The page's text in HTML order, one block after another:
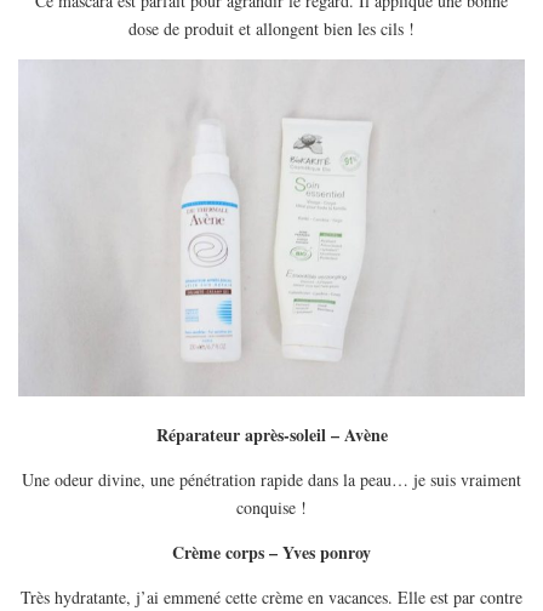
dose de produit et allongent bien les cils !
Réparateur après-soleil – Avène
Une odeur divine, une pénétration rapide dans la peau… je suis vraiment
conquise !
Crème corps – Yves ponroy
Très hydratante, j’ai emmené cette crème en vacances. Elle est par contre